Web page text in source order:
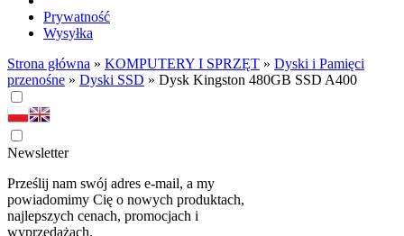
Prywatność
Wysyłka
Strona główna » KOMPUTERY I SPRZĘT » Dyski i Pamięci
przenośne » Dyski SSD » Dysk Kingston 480GB SSD A400
Newsletter
Prześlij nam swój adres e-mail, a my
powiadomimy Cię o nowych produktach,
najlepszych cenach, promocjach i
wyprzedażach.